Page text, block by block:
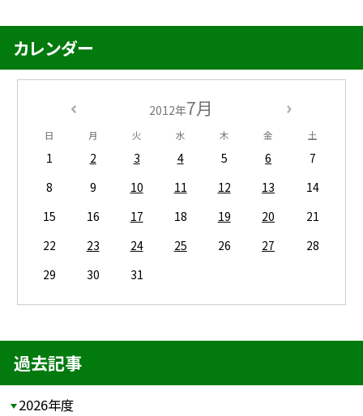
カレンダー
2012年7月
日 月 火 水 木 金 土
1 2 3 4 5 6
7
8
9 10 11 12 13
14
15
16 17 18 19 20
21
22
23 24 25 26 27
28
29
30 31
過去記事
2026年度